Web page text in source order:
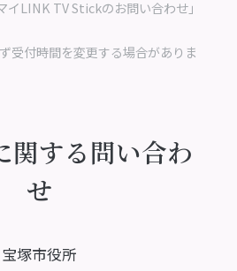
イLINK TV Stickのお問い合わせ」
受付時間を変更する場合がありま
関する問い合わ
せ
宝塚市役所